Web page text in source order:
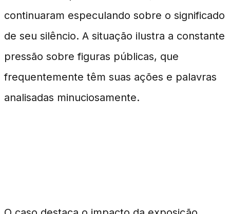
continuaram especulando sobre o significado
de seu silêncio. A situação ilustra a constante
pressão sobre figuras públicas, que
frequentemente têm suas ações e palavras
analisadas minuciosamente.